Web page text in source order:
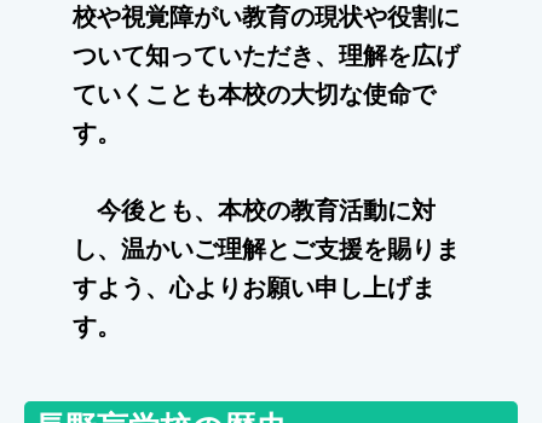
校や視覚障がい教育の現状や役割に
ついて知っていただき、理解を広げ
ていくことも本校の大切な使命で
す。
今後とも、本校の教育活動に対
し、温かいご理解とご支援を賜りま
すよう、心よりお願い申し上げま
す。